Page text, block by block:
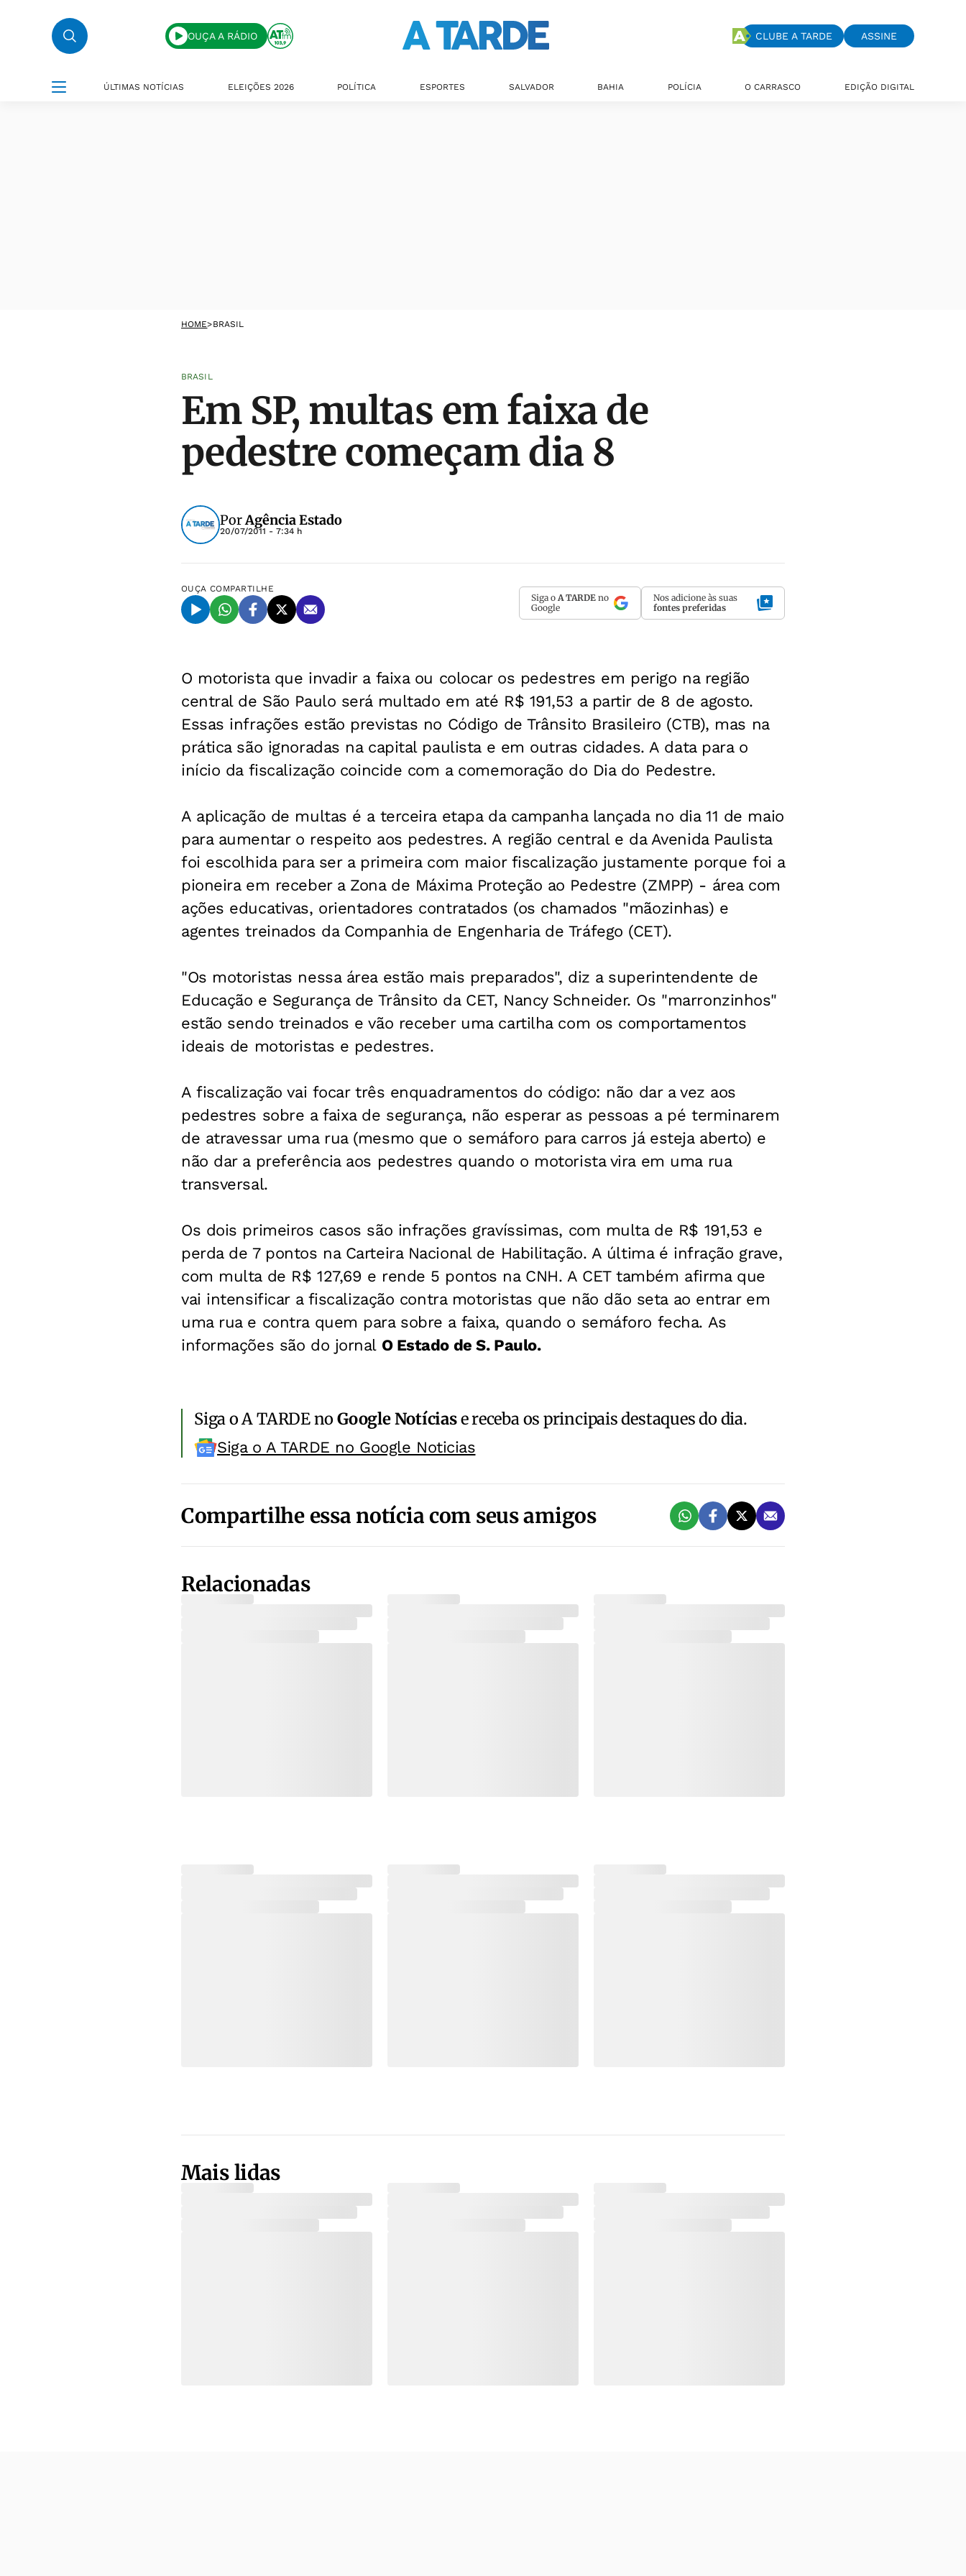
OUÇA A RÁDIO CLUBE A TARDE ASSINE
ÚLTIMAS NOTÍCIAS ELEIÇÕES 2026 POLÍTICA ESPORTES SALVADOR BAHIA POLÍCIA O CARRASCO EDIÇÃO DIGITAL
HOME>BRASIL
BRASIL
Em SP, multas em faixa de
pedestre começam dia 8
PorAgência Estado
20/07/2011 - 7:34 h
OUÇA COMPARTILHE
Siga o A TARDE no
Google
Nos adicione às suas
fontes preferidas
O motorista que invadir a faixa ou colocar os pedestres em perigo na região
central de São Paulo será multado em até R$ 191,53 a partir de 8 de agosto.
Essas infrações estão previstas no Código de Trânsito Brasileiro (CTB), mas na
prática são ignoradas na capital paulista e em outras cidades. A data para o
início da fiscalização coincide com a comemoração do Dia do Pedestre.
A aplicação de multas é a terceira etapa da campanha lançada no dia 11 de maio
para aumentar o respeito aos pedestres. A região central e da Avenida Paulista
foi escolhida para ser a primeira com maior fiscalização justamente porque foi a
pioneira em receber a Zona de Máxima Proteção ao Pedestre (ZMPP) - área com
ações educativas, orientadores contratados (os chamados "mãozinhas) e
agentes treinados da Companhia de Engenharia de Tráfego (CET).
"Os motoristas nessa área estão mais preparados", diz a superintendente de
Educação e Segurança de Trânsito da CET, Nancy Schneider. Os "marronzinhos"
estão sendo treinados e vão receber uma cartilha com os comportamentos
ideais de motoristas e pedestres.
A fiscalização vai focar três enquadramentos do código: não dar a vez aos
pedestres sobre a faixa de segurança, não esperar as pessoas a pé terminarem
de atravessar uma rua (mesmo que o semáforo para carros já esteja aberto) e
não dar a preferência aos pedestres quando o motorista vira em uma rua
transversal.
Os dois primeiros casos são infrações gravíssimas, com multa de R$ 191,53 e
perda de 7 pontos na Carteira Nacional de Habilitação. A última é infração grave,
com multa de R$ 127,69 e rende 5 pontos na CNH. A CET também afirma que
vai intensificar a fiscalização contra motoristas que não dão seta ao entrar em
uma rua e contra quem para sobre a faixa, quando o semáforo fecha. As
informações são do jornal O Estado de S. Paulo.
Siga o A TARDE noGoogle Notíciase receba os principais destaques do dia.
Siga o A TARDE no Google Noticias
Compartilhe essa notícia com seus amigos
Relacionadas
Mais lidas